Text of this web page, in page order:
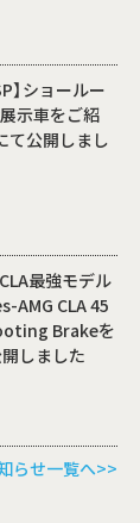
】ショールー
示車をご紹
て公開しまし
最強モデル
AMG CLA 45
Brakeを
しました
らせ一覧へ>>